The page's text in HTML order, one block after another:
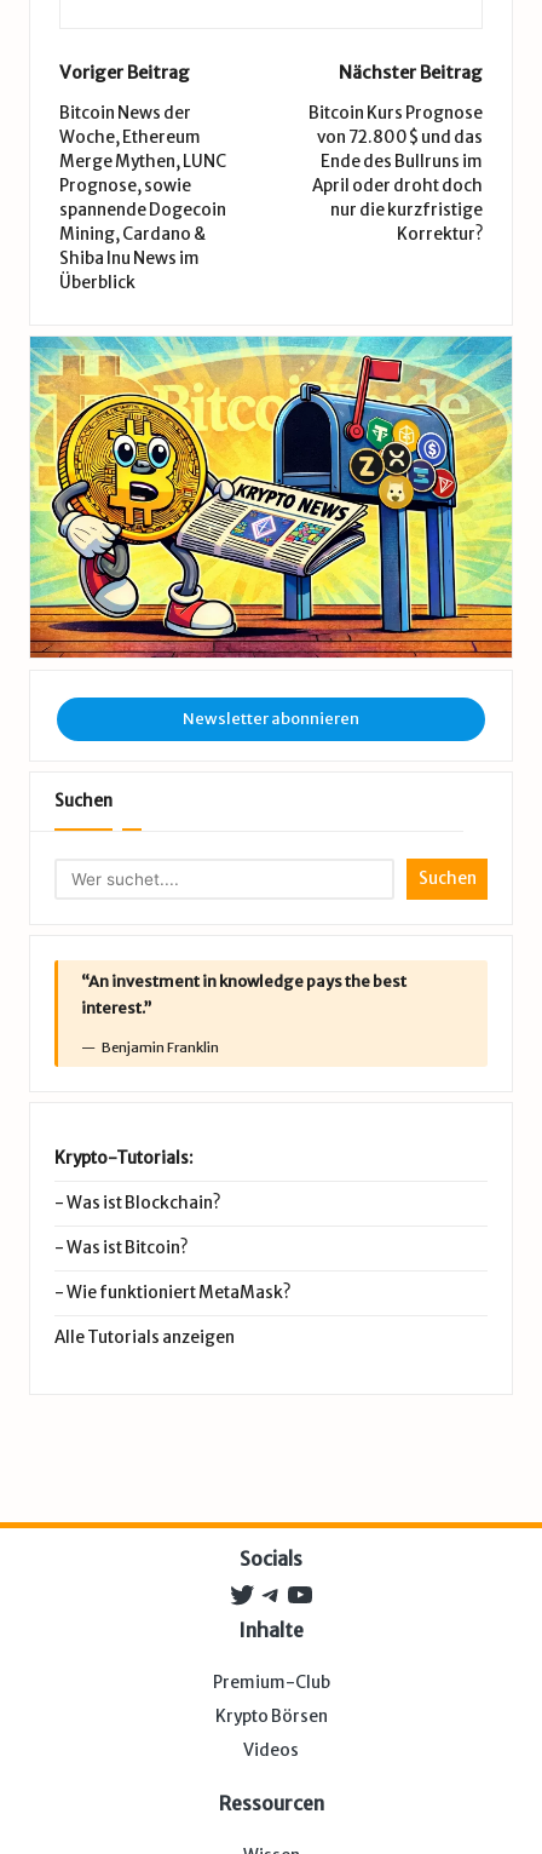
Post
navigation
Voriger Beitrag
Bitcoin News der
Woche, Ethereum
Merge Mythen, LUNC
Prognose, sowie
spannende Dogecoin
Mining, Cardano &
Shiba Inu News im
Überblick
Nächster Beitrag
Bitcoin Kurs Prognose
von 72.800$ und das
Ende des Bullruns im
April oder droht doch
nur die kurzfristige
Korrektur?
Newsletter abonnieren
Suchen
Suchen
“An investment in knowledge pays the best
interest.”
Benjamin Franklin
Krypto-Tutorials:
-Was ist Blockchain?
-Was ist Bitcoin?
-Wie funktioniert MetaMask?
Alle Tutorials anzeigen
Socials
Twitter
Telegram
YouTube
Inhalte
Premium-Club
Krypto Börsen
Videos
Ressourcen